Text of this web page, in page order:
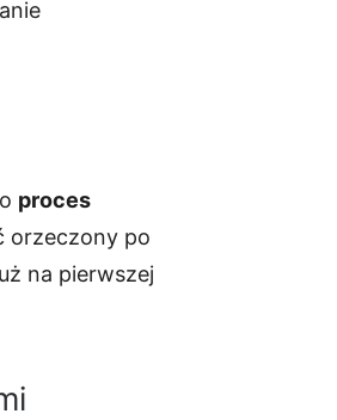
proces
orzeczony po
na pierwszej